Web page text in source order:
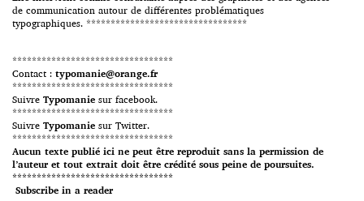
de communication autour de différentes problématiques
typographiques. *********************************
*********************************
Contact : typomanie@orange.fr
*********************************
Suivre Typomanie sur facebook.
*********************************
Suivre Typomanie sur Twitter.
*********************************
Aucun texte publié ici ne peut être reproduit sans la permission de
l’auteur et tout extrait doit être crédité sous peine de poursuites.
*********************************
Subscribe in a reader